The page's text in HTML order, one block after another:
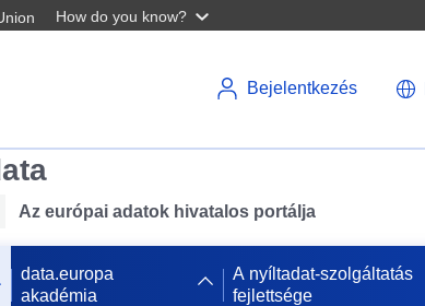
How do you know?
Bejelentkezés
Az európai adatok hivatalos portálja
data.europa
akadémia
A nyíltadat-szolgáltatás
fejlettsége